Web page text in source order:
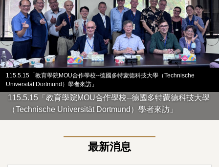
115.5.15「教育學院MOU合作學校--德國多特蒙德科技大學（Technische
Universität Dortmund）學者來訪」
115.5.15「教育學院MOU合作學校--德國多特蒙德科技大學
（Technische Universität Dortmund）學者來訪」
最新消息